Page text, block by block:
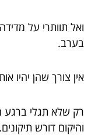
ואל תוותרי על
בערב.
אין צורך שהן יהיו
והיקום דורש תיקונים.